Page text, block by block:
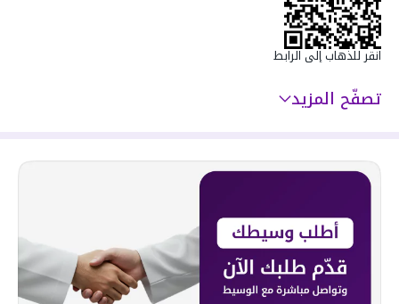
سعرها 950000 ر.س
انقر للذهاب إلى الرابط
تصفّح المزيد